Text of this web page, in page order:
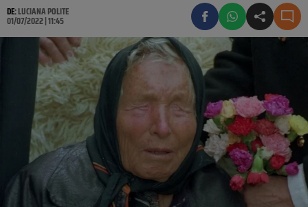
DE:LUCIANA POLITE
01/07/2022 | 11:45